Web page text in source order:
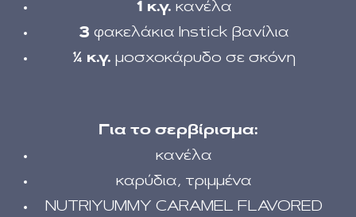
1 κ.γ. κανέλα
3 φακελάκια Instick βανίλια
¼ κ.γ. μοσχοκάρυδο σε σκόνη
Για το σερβίρισμα:
κανέλα
καρύδια, τριμμένα
NUTRIYUMMY CARAMEL FLAVORED